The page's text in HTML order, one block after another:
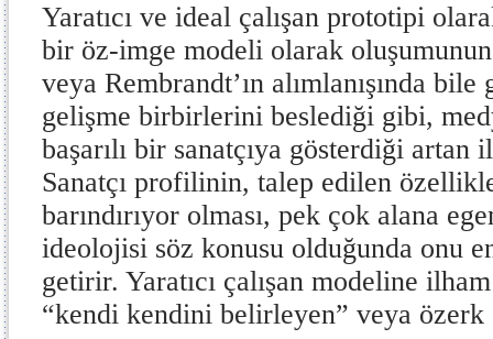
Yaratıcı ve ideal çalışan prototipi
bir öz-imge modeli olarak
veya Rembrandt’ın alımlanışında
gelişme birbirlerini beslediği gibi,
başarılı bir sanatçıya gösterdiği artan
Sanatçı profilinin, talep edilen
barındırıyor olması, pek çok alana
ideolojisi söz konusu olduğunda onu
getirir. Yaratıcı çalışan modeline
“kendi kendini belirleyen” veya özerk